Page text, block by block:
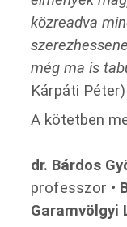
közreadva
még ma is
Kárpáti Péter)
A kötetben
dr. Bárdos
professzor •
Garamvölgyi